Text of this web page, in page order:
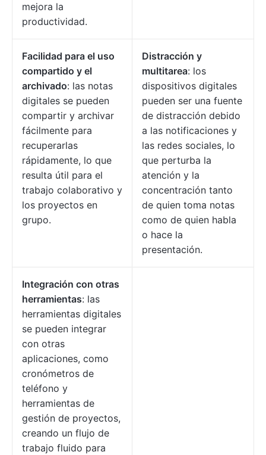
mejora la
productividad.
Facilidad para el uso
compartido y el
archivado: las notas
digitales se pueden
compartir y archivar
fácilmente para
recuperarlas
rápidamente, lo que
resulta útil para el
trabajo colaborativo y
los proyectos en
grupo.
Distracción y
multitarea: los
dispositivos digitales
pueden ser una fuente
de distracción debido
a las notificaciones y
las redes sociales, lo
que perturba la
atención y la
concentración tanto
de quien toma notas
como de quien habla
o hace la
presentación.
Integración con otras
herramientas: las
herramientas digitales
se pueden integrar
con otras
aplicaciones, como
cronómetros de
teléfono y
herramientas de
gestión de proyectos,
creando un flujo de
trabajo fluido para